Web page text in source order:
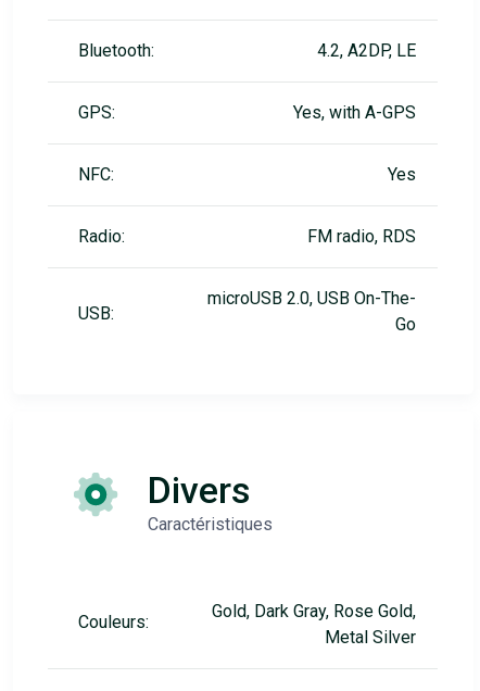
Bluetooth: 4.2, A2DP, LE
GPS: Yes, with A-GPS
NFC: Yes
Radio: FM radio, RDS
USB:
microUSB 2.0, USB On-The-
Go
Divers
Caractéristiques
Couleurs:
Gold, Dark Gray, Rose Gold,
Metal Silver